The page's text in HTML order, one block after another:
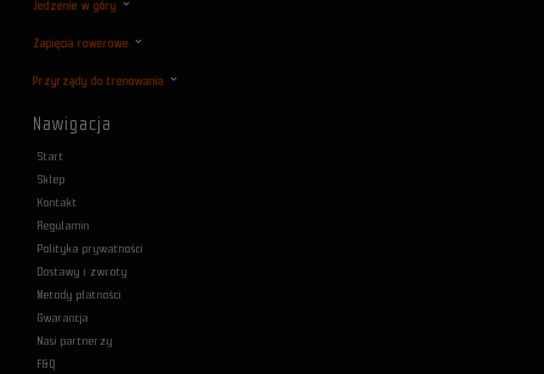
Jedzenie w góry
Zapięcia rowerowe
Przyrządy do trenowania
Nawigacja
Start
Sklep
Kontakt
Regulamin
Polityka prywatności
Dostawy i zwroty
Metody płatności
Gwarancja
Nasi partnerzy
F&Q